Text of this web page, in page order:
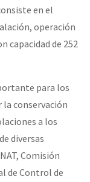
en el
operación
capacidad de 252
para los
la conservación
a los
diversas
Comisión
de Control de